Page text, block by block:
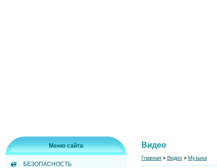
Меню сайта
БЕЗОПАСНОСТЬ
Видео
Главная » Видео » Музыка